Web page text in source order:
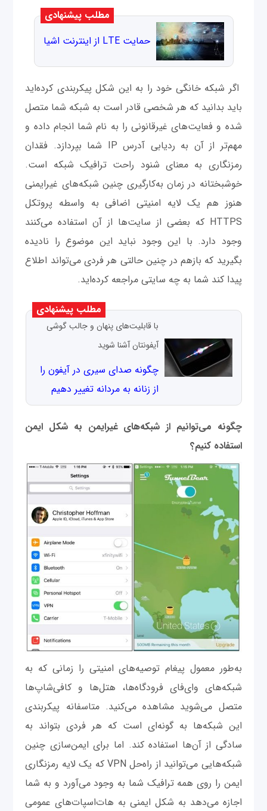
مطلب پیشنهادی
حمایت LTE از اینترنت اشیا
اگر شبکه خانگی خود را به این شکل پیکربندی کرده‌اید
باید بدانید که هر شخصی قادر است به شبکه شما متصل
شده و فعایت‌های غیرقانونی را به نام شما انجام داده و
مهم‌تر از آن به ردیابی آدرس IP شما بپردازد. فقدان
رمزنگاری به معنای شنود راحت ترافیک شبکه است.
خوشبختانه در زمان به‌کارگیری چنین شبکه‌های غیرایمنی
هنوز هم یک لایه امنیتی اضافی به واسطه پروتکل
HTTPS که بعضی از سایت‌ها از آن استفاده می‌کنند
وجود دارد. با این وجود نباید این موضوع را نادیده
بگیرید که بازهم در چنین حالتی هر فردی می‌تواند اطلاع
پیدا کند شما به چه سایتی مراجعه کرده‌اید.
مطلب پیشنهادی
با قابلیت‌های پنهان و جالب گوشی
آیفونتان آشنا شوید
چگونه صدای سیری در آیفون را
از زنانه به مردانه تغییر دهیم
چگونه می‌توانیم از شبکه‌های غیرایمن به شکل ایمن
استفاده کنیم؟
به‌طور معمول پیغام توصیه‌های امنیتی را زمانی که به
شبکه‌‌های وای‌فای فرودگاه‌ها، هتل‌ها و کافی‌شاپ‌ها
متصل می‌شوید مشاهده می‌کنید. متاسفانه پیکربندی
این شبکه‌ها به گونه‌ای است که هر فردی بتواند به
سادگی از آن‌ها استفاده کند. اما برای ایمن‌سازی چنین
شبکه‌هایی می‌توانید از راه‌حل VPN که یک لایه رمزنگاری
ایمن را روی همه ترافیک شما به وجود می‌آورد و به شما
اجازه می‌دهد به شکل ایمنی به هات‌اسپات‌های عمومی